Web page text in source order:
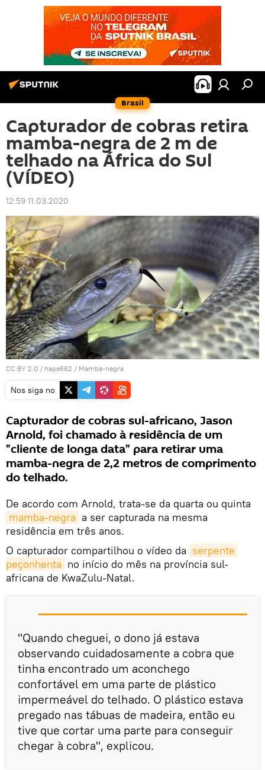
Brasil
Capturador de cobras retira
mamba-negra de 2 m de
telhado na África do Sul
(VÍDEO)
12:59 11.03.2020
CC BY 2.0 / hape662 / Mamba-negra
Nos siga no
Capturador de cobras sul-africano, Jason
Arnold, foi chamado à residência de um
"cliente de longa data" para retirar uma
mamba-negra de 2,2 metros de comprimento
do telhado.
De acordo com Arnold, trata-se da quarta ou quinta
mamba-negra a ser capturada na mesma
residência em três anos.
O capturador compartilhou o vídeo da serpente
peçonhenta no início do mês na província sul-
africana de KwaZulu-Natal.
"Quando cheguei, o dono já estava
observando cuidadosamente a cobra que
tinha encontrado um aconchego
confortável em uma parte de plástico
impermeável do telhado. O plástico estava
pregado nas tábuas de madeira, então eu
tive que cortar uma parte para conseguir
chegar à cobra", explicou.